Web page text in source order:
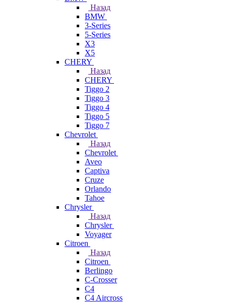
Назад
BMW
3-Series
5-Series
X3
X5
CHERY
Назад
CHERY
Tiggo 2
Tiggo 3
Tiggo 4
Tiggo 5
Tiggo 7
Chevrolet
Назад
Chevrolet
Aveo
Captiva
Cruze
Orlando
Tahoe
Chrysler
Назад
Chrysler
Voyager
Citroen
Назад
Citroen
Berlingo
C-Crosser
C4
C4 Aircross